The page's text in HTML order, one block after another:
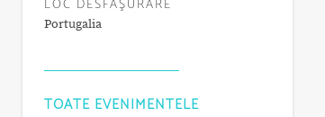
LOC DESFĂŞURARE
Portugalia
TOATE EVENIMENTELE